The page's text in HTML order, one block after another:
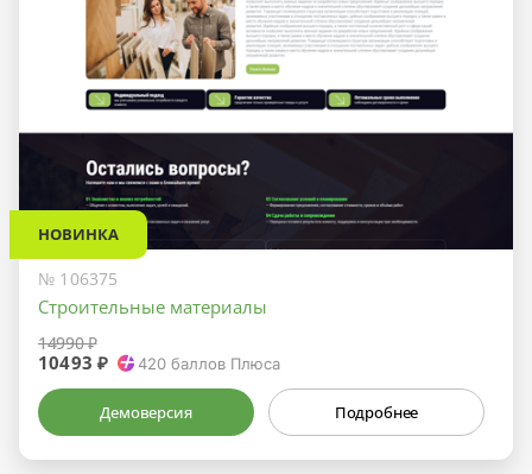
НОВИНКА
№ 106375
Строительные материалы
14990 ₽
10493 ₽ 420 баллов Плюса
Демоверсия Подробнее